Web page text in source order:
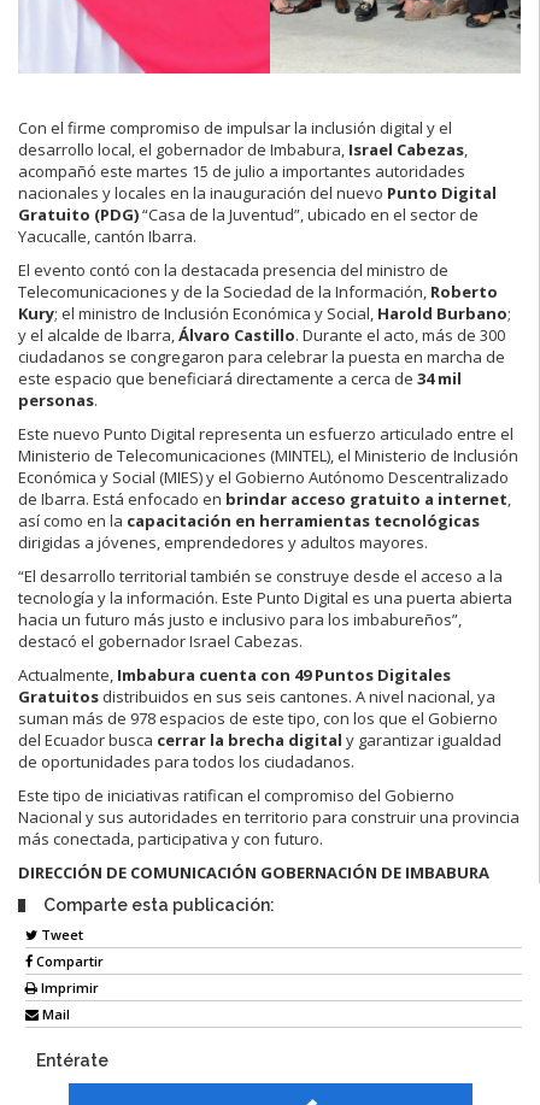
Con el firme compromiso de impulsar la inclusión digital y el
desarrollo local, el gobernador de Imbabura, Israel Cabezas,
acompañó este martes 15 de julio a importantes autoridades
nacionales y locales en la inauguración del nuevo Punto Digital
Gratuito (PDG)“Casa de la Juventud”, ubicado en el sector de
Yacucalle, cantón Ibarra.
El evento contó con la destacada presencia del ministro de
Telecomunicaciones y de la Sociedad de la Información, Roberto
Kury; el ministro de Inclusión Económica y Social, Harold Burbano;
y el alcalde de Ibarra,Álvaro Castillo. Durante el acto, más de 300
ciudadanos se congregaron para celebrar la puesta en marcha de
este espacio que beneficiará directamente a cerca de 34 mil
personas.
Este nuevo Punto Digital representa un esfuerzo articulado entre el
Ministerio de Telecomunicaciones (MINTEL), el Ministerio de Inclusión
Económica y Social (MIES) y el Gobierno Autónomo Descentralizado
de Ibarra. Está enfocado en brindar acceso gratuito a internet,
así como en la capacitación en herramientas tecnológicas
dirigidas a jóvenes, emprendedores y adultos mayores.
“El desarrollo territorial también se construye desde el acceso a la
tecnología y la información. Este Punto Digital es una puerta abierta
hacia un futuro más justo e inclusivo para los imbabureños”,
destacó el gobernador Israel Cabezas.
Actualmente, Imbabura cuenta con 49 Puntos Digitales
Gratuitos distribuidos en sus seis cantones. A nivel nacional, ya
suman más de 978 espacios de este tipo, con los que el Gobierno
del Ecuador busca cerrar la brecha digital y garantizar igualdad
de oportunidades para todos los ciudadanos.
Este tipo de iniciativas ratifican el compromiso del Gobierno
Nacional y sus autoridades en territorio para construir una provincia
más conectada, participativa y con futuro.
DIRECCIÓN DE COMUNICACIÓN GOBERNACIÓN DE IMBABURA
Comparte esta publicación:
Tweet
Compartir
Imprimir
Mail
Entérate